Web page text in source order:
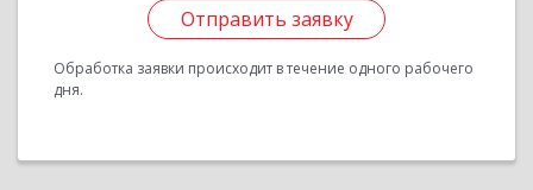
Отправить заявку
Обработка заявки происходит в течение одного рабочего
дня.